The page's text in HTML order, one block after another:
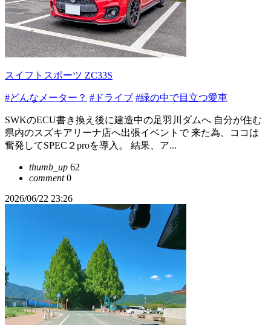
スイフトスポーツ ZC33S
#どんなメーター？ #ドライブ #緑の中で目立つ愛車
SWKのECU書き換え後に建造中の足羽川ダムへ 自分が住む
県内のスズキアリーナ店へ出張イベントで 来た為、ココは
奮発してSPEC２proを導入。 結果、ア...
thumb_up 62
comment0
2026/06/22 23:26